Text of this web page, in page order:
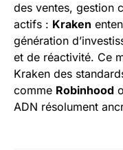
des ventes, gestion
actifs : Kraken
génération
et de réactivité. Ce
Kraken des
comme Robinhood
ADN résolument